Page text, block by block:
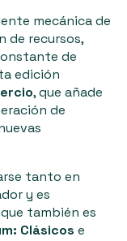
mecánica de
de recursos,
de
edición
, que añade
de
tanto en
y es
también es
Clásicos e